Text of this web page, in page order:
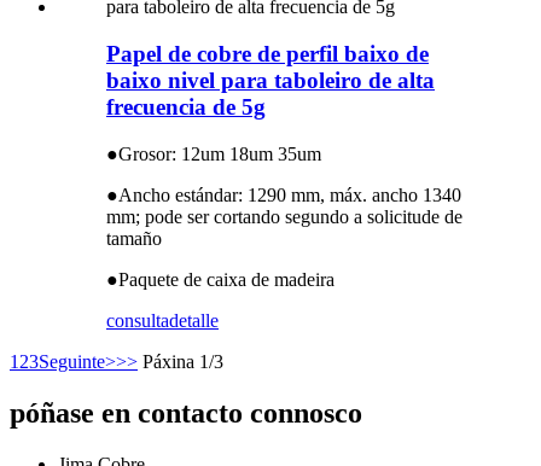
Papel de cobre de perfil baixo de
baixo nivel para taboleiro de alta
frecuencia de 5g
●Grosor: 12um 18um 35um
●Ancho estándar: 1290 mm, máx. ancho 1340
mm; pode ser cortando segundo a solicitude de
tamaño
●Paquete de caixa de madeira
consultadetalle
1 23Seguinte>>> Páxina 1/3
póñase en contacto connosco